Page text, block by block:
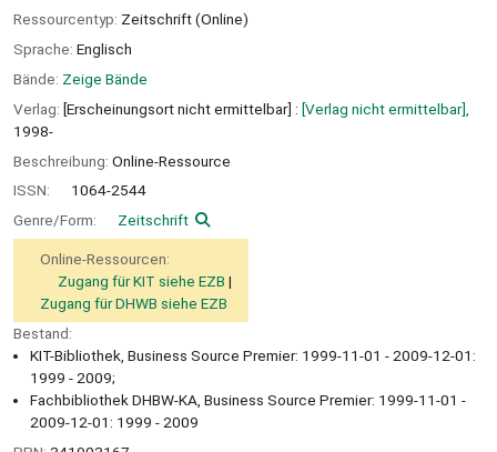
Ressourcentyp: Zeitschrift (Online)
Sprache: Englisch
Bände: Zeige Bände
Verlag: [Erscheinungsort nicht ermittelbar] : [Verlag nicht ermittelbar],
1998-
Beschreibung: Online-Ressource
ISSN:
1064-2544
Genre/Form:
Zeitschrift
Online-Ressourcen:
Zugang für KIT siehe EZB
Zugang für DHWB siehe EZB
Bestand:
KIT-Bibliothek, Business Source Premier: 1999-11-01 - 2009-12-01:
1999 - 2009;
Fachbibliothek DHBW-KA, Business Source Premier: 1999-11-01 -
2009-12-01: 1999 - 2009